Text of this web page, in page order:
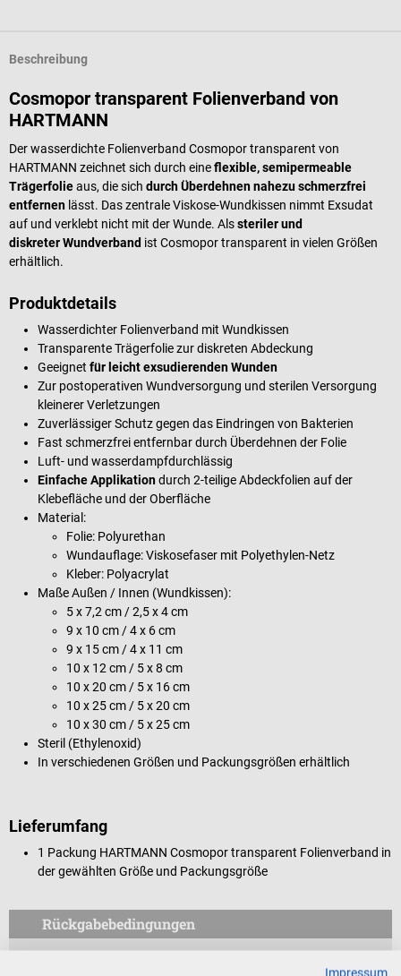
Beschreibung
Cosmopor transparent Folienverband von
HARTMANN
Der wasserdichte Folienverband Cosmopor transparent von
HARTMANN zeichnet sich durch eineflexible, semipermeable
Trägerfolieaus, die sich durch Überdehnen nahezu schmerzfrei
entfernen lässt. Das zentrale Viskose-Wundkissen nimmt Exsudat
auf und verklebt nicht mit der Wunde. Alssteriler und
diskreterWundverband ist Cosmopor transparent in vielen Größen
erhältlich.
Produktdetails
Wasserdichter Folienverband mit Wundkissen
Transparente Trägerfolie zur diskreten Abdeckung
Geeignet für leicht exsudierenden Wunden
Zur postoperativen Wundversorgung und sterilen Versorgung
kleinerer Verletzungen
Zuverlässiger Schutz gegen das Eindringen von Bakterien
Fast schmerzfrei entfernbar durch Überdehnen der Folie
Luft- und wasserdampfdurchlässig
Einfache Applikationdurch 2-teilige Abdeckfolien auf der
Klebefläche und der Oberfläche
Material:
Folie: Polyurethan
Wundauflage: Viskosefaser mit Polyethylen-Netz
Kleber: Polyacrylat
Maße Außen / Innen (Wundkissen):
5 x 7,2 cm / 2,5 x 4 cm
9 x 10 cm / 4 x 6 cm
9 x 15 cm / 4 x 11 cm
10 x 12 cm / 5 x 8 cm
10 x 20 cm / 5 x 16 cm
10 x 25 cm / 5 x 20 cm
10 x 30 cm / 5 x 25 cm
Steril (Ethylenoxid)
In verschiedenen Größen und Packungsgrößen erhältlich
Lieferumfang
1 Packung HARTMANN Cosmopor transparent Folienverband in
der gewählten Größe und Packungsgröße
Rückgabebedingungen
Impressum